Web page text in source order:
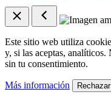
Este sitio web utiliza
y, si las aceptas, analíticos.
sin tu consentimiento.
Más información Rechazar